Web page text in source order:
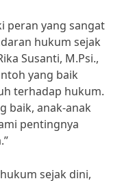
peran yang sangat
hukum sejak
Susanti, M.Psi.,
yang baik
terhadap hukum.
baik, anak-anak
pentingnya
sejak dini,